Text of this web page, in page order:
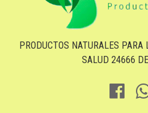
PRODUCTOS NATURALES
SALUD 24666